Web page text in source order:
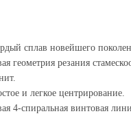
сплав новейшего
геометрия резания
и легкое центрирование.
4-спиральная винтовая